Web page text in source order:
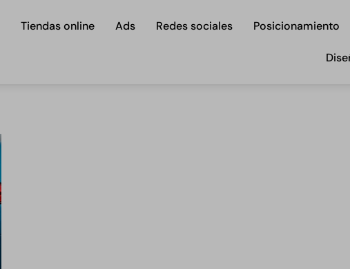
Tiendas online Ads Redes sociales Posicionamiento